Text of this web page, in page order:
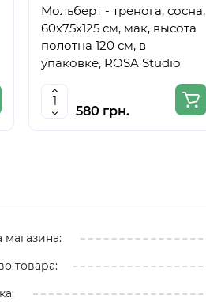
Мольберт - тренога, сосна,
60х75х125 см, мак, высота
полотна 120 см, в
упаковке, ROSA Studio
580 грн.
товара: